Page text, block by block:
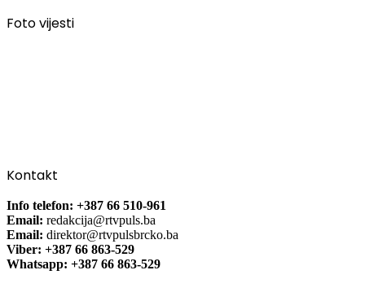
Foto vijesti
Kontakt
Info telefon: +387 66 510-961
Email: redakcija@rtvpuls.ba
Email: direktor@rtvpulsbrcko.ba
Viber: +387 66 863-529
Whatsapp: +387 66 863-529